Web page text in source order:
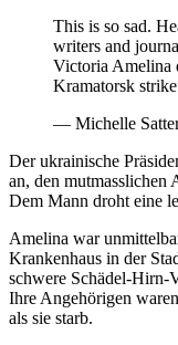
This is so sad.
writers and
Victoria Amelina
Kramatorsk
— Michelle
Der ukrainische
an, den mutmasslichen
Dem Mann droht eine
Amelina war
Krankenhaus in der
schwere Schädel-Hirn-
Ihre Angehörigen
als sie starb.